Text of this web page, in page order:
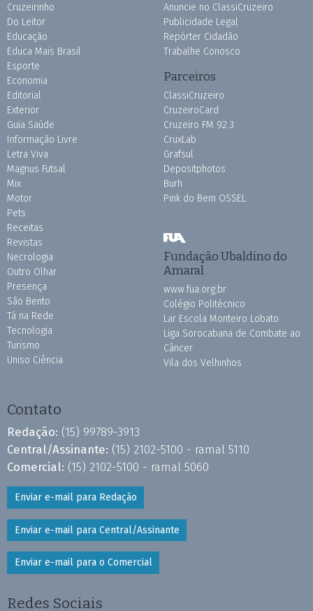
Cruzeirinho
Do Leitor
Educação
Educa Mais Brasil
Esporte
Economia
Editorial
Exterior
Guia Saúde
Informação Livre
Letra Viva
Magnus Futsal
Mix
Motor
Pets
Receitas
Revistas
Necrologia
Outro Olhar
Presença
São Bento
Tá na Rede
Tecnologia
Turismo
Uniso Ciência
Anuncie no ClassiCruzeiro
Publicidade Legal
Repórter Cidadão
Trabalhe Conosco
Parceiros
ClassiCruzeiro
CruzeiroCard
Cruzeiro FM 92.3
CruxLab
Grafsul
Depositphotos
Burh
Pink do Bem OSSEL
Fundação Ubaldino do
Amaral
www.fua.org.br
Colégio Politécnico
Lar Escola Monteiro Lobato
Liga Sorocabana de Combate ao
Câncer
Vila dos Velhinhos
Contato
Redação: (15) 99789-3913
Central/Assinante: (15) 2102-5100 - ramal 5110
Comercial: (15) 2102-5100 - ramal 5060
Enviar e-mail para Redação
Enviar e-mail para Central/Assinante
Enviar e-mail para o Comercial
Redes Sociais